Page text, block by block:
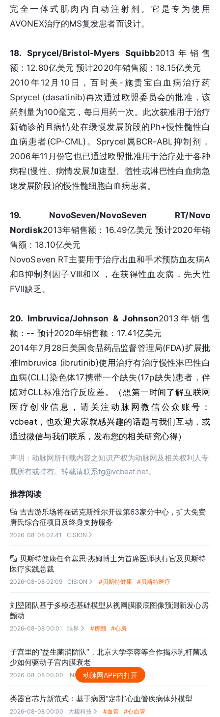
完全一体式肌肉内自动注射剂。它是专为使用
AVONEX治疗的MS复发患者而设计。
18. Sprycel/Bristol-Myers Squibb2013年销售
额：12.80亿美元 预计2020年销售额：18.15亿美元
2010年12月10日，百时美-施贵宝白血病治疗药
Sprycel (dasatinib)再次通过欧盟委员会的批准，该
药剂量为100毫克，每日用药一次。此次获准用于治疗
新确诊的且病情处在缓慢发展阶段的Ph+慢性髓性白
血病患者(CP-CML)。Sprycel属BCR-ABL抑制剂，
2006年11月份它也已通过欧盟批准用于治疗处于各种
病程(慢性、病情发展加速型、髓性或淋巴性白血病急
速发展阶段)的慢性髓细胞白血病患者。
19. NovoSeven/NovoSeven RT/Novo
Nordisk2013年销售额：16.49亿美元 预计2020年销
售额：18.10亿美元
NovoSeven RT主要用于治疗出血和手术预防血友病A
和B抑制剂因子VIII和IX ，在获得性血友病，先天性
FVII缺乏。
20. Imbruvica/Johnson & Johnson2013年销售
额：-- 预计2020年销售额：17.41亿美元
2014年7月28日美国食品药品监督管理局(FDA)扩展批
准Imbruvica (ibrutinib)使用治疗有治疗慢性淋巴性白
血病(CLL)染色体17携带一个缺失(17p缺失)患者，伴
随对CLL标准治疗反应差。
（想第一时间了解互联网
医疗创业信息，请关注动脉网微信公众账号：
vcbeat，也欢迎大家就感兴趣的话题与我们互动，或
通过微信与我们联系，发布您的相关研究心得）
声明：动脉网所刊载内容之知识产权为动脉网及相关权利人专
属所有或持有。转载请联系tg@vcbeat.net。
推荐阅读
 吉吉游乐场将在诺克斯维尔开设第63家分中心，扩大免费
唐氏综合征项目及终身支持服务
2026-08-08 02:41 CISION 
 贝斯特健康任命塞思·杰姆博士为首席医师执行官及贝斯特
医疗实践总裁
2026-08-08 02:09 CISION  #贝斯特健康 #贝斯特医疗
刘堃团队基于多模态基础模型从视网膜眼底图像预测新发心房
颤动
2026-08-08 00:01 眼界  #房颤 #心房
子宫里的“益生菌消防队”，北京大学李蓉等合作揭示乳杆菌减
少如何驱动子宫内膜衰老
2026-08-08 00:00 iNature #益生菌 #子宫
类器官芯片新范式：基于病因“定制”心血管疾病体外模型
2026-08-08 00:00 大橡科技  #血管 #心血管
动脉网APP内打开